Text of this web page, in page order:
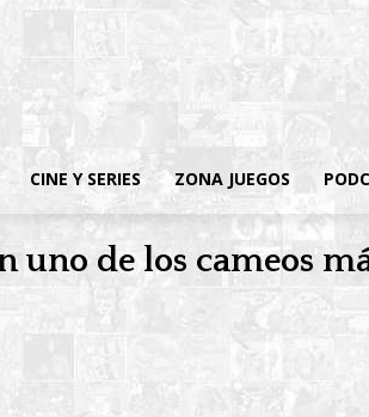
CINE Y SERIES ZONA JUEGOS
uno de los cameos